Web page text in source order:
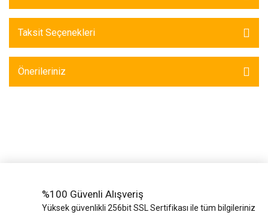
Taksit Seçenekleri
Önerileriniz
%100 Güvenli Alışveriş
Yüksek güvenlikli 256bit SSL Sertifikası ile tüm bilgileriniz